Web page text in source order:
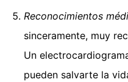
Reconocimientos
sinceramente, muy
Un
pueden salvarte la